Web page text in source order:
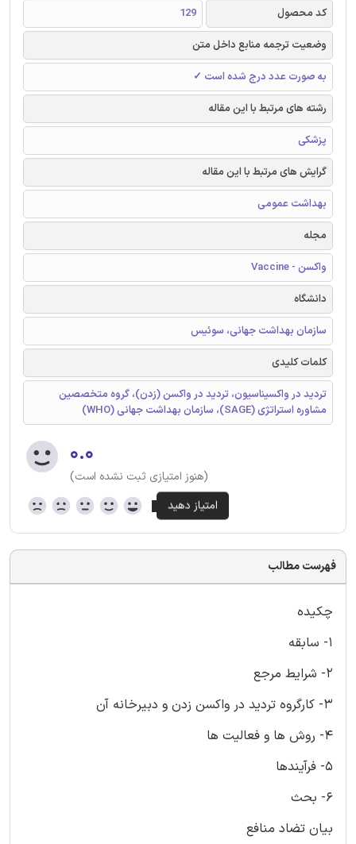
کد محصول
129
وضعیت ترجمه منابع داخل متن
به صورت عدد درج شده است ✓
رشته های مرتبط با این مقاله
پزشکی
گرایش های مرتبط با این مقاله
بهداشت عمومی
مجله
واکسن - Vaccine
دانشگاه
سازمان بهداشت جهانی، سوئیس
کلمات کلیدی
تردید در واکسیناسیون، تردید در واکسن (زدن)، گروه متخصصین
مشاوره استراتژی (SAGE)، سازمان بهداشت جهانی (WHO)
۰.۰
(هنوز امتیازی ثبت نشده است)
فهرست مطالب
چکیده
1- سابقه
2- شرایط مرجع
3- کارگروه تردید در واکسن زدن و دبیرخانه آن
4- روش ها و فعالیت ها
5- فرآیندها
6- بحث
بیان تضاد منافع